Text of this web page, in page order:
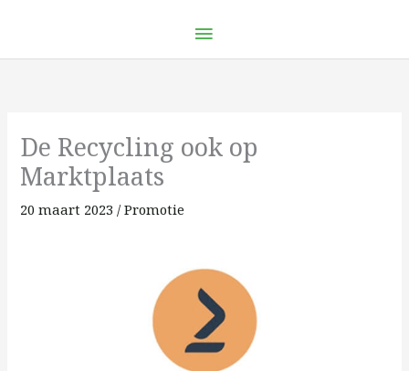
de
Hoofdmenu
De Recycling ook op
Marktplaats
20 maart 2023 /Promotie